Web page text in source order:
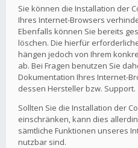
Sie können die Installation der
Ihres Internet-Browsers
Ebenfalls können Sie bereits
löschen. Die hierfür
hängen jedoch von Ihrem
ab. Bei Fragen benutzen Sie
Dokumentation Ihres Internet-
dessen Hersteller bzw. Support.
Sollten Sie die Installation der
einschränken, kann dies
sämtliche Funktionen unseres
nutzbar sind.